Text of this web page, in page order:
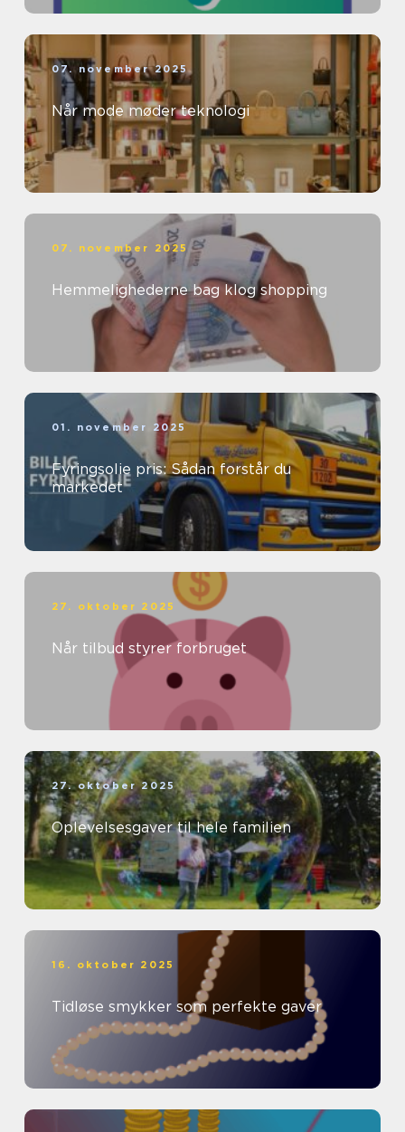
07. november 2025
Når mode møder teknologi
07. november 2025
Hemmelighederne bag klog shopping
01. november 2025
Fyringsolie pris: Sådan forstår du
markedet
27. oktober 2025
Når tilbud styrer forbruget
27. oktober 2025
Oplevelsesgaver til hele familien
16. oktober 2025
Tidløse smykker som perfekte gaver